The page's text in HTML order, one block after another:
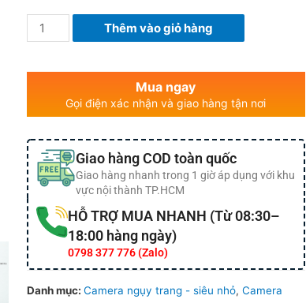
Thêm vào giỏ hàng
Mua ngay
Gọi điện xác nhận và giao hàng tận nơi
Giao hàng COD toàn quốc
Giao hàng nhanh trong 1 giờ áp dụng với khu
vực nội thành TP.HCM
HỖ TRỢ MUA NHANH (Từ 08:30–
18:00 hàng ngày)
0798 377 776 (Zalo)
Danh mục: Camera ngụy trang - siêu nhỏ, Camera